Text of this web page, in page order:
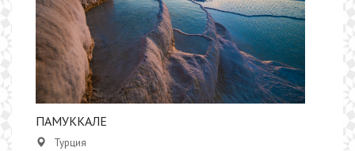
ПАМУККАЛЕ
Турция